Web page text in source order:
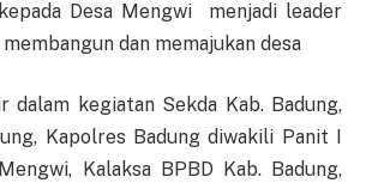
Desa Mengwi menjadi leader
dan memajukan desa
dalam kegiatan Sekda Kab. Badung,
Kapolres Badung diwakili Panit I
Kalaksa BPBD Kab. Badung,